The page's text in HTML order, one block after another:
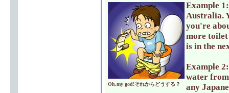
Oh,my god!それからどうする？
Example
Australia.
you're
more toilet
is in the
Example
water
any